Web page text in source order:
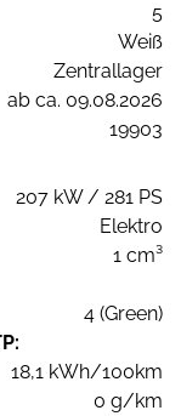
5
Weiß
Zentrallager
ab ca. 09.08.2026
19903
207 kW / 281 PS
Elektro
1 cm³
4 (Green)
18,1 kWh/100km
0 g/km